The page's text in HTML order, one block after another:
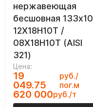
нержавеющая
бесшовная 133х10
12Х18Н10Т /
08Х18Н10Т (AISI
321)
Цена:
19
049.75
руб./
пог.м
620 000руб./т